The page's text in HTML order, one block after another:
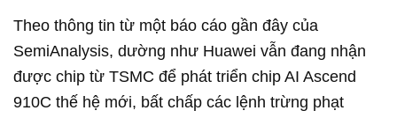
Theo thông tin từ một báo cáo gần đây của
SemiAnalysis, dường như Huawei vẫn đang nhận
được chip từ TSMC để phát triển chip AI Ascend
910C thế hệ mới, bất chấp các lệnh trừng phạt